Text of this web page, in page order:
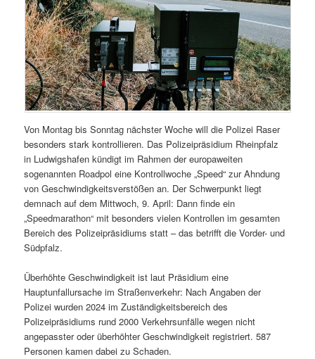
Von Montag bis Sonntag nächster Woche will die Polizei Raser
besonders stark kontrollieren. Das Polizeipräsidium Rheinpfalz
in Ludwigshafen kündigt im Rahmen der europaweiten
sogenannten Roadpol eine Kontrollwoche „Speed“ zur Ahndung
von Geschwindigkeitsverstößen an. Der Schwerpunkt liegt
demnach auf dem Mittwoch, 9. April: Dann finde ein
„Speedmarathon“ mit besonders vielen Kontrollen im gesamten
Bereich des Polizeipräsidiums statt – das betrifft die Vorder- und
Südpfalz.
Überhöhte Geschwindigkeit ist laut Präsidium eine
Hauptunfallursache im Straßenverkehr: Nach Angaben der
Polizei wurden 2024 im Zuständigkeitsbereich des
Polizeipräsidiums rund 2000 Verkehrsunfälle wegen nicht
angepasster oder überhöhter Geschwindigkeit registriert. 587
Personen kamen dabei zu Schaden.